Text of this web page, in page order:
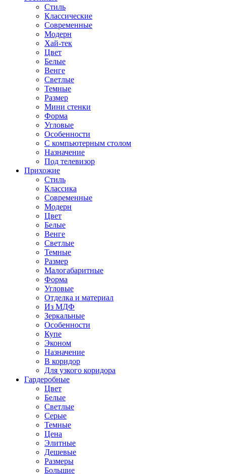
Стиль
Классические
Современные
Модерн
Хай-тек
Цвет
Белые
Венге
Светлые
Темные
Размер
Мини стенки
Форма
Угловые
Особенности
С компьютерным столом
Назначение
Под телевизор
Прихожие
Стиль
Классика
Современные
Модерн
Цвет
Белые
Венге
Светлые
Темные
Размер
Малогабаритные
Форма
Угловые
Отделка и материал
Из МДФ
Зеркальные
Особенности
Купе
Эконом
Назначение
В коридор
Для узкого коридора
Гардеробные
Цвет
Белые
Светлые
Серые
Темные
Цена
Элитные
Дешевые
Размеры
Большие